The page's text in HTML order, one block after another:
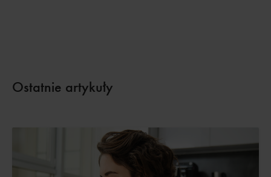
Ostatnie artykuły